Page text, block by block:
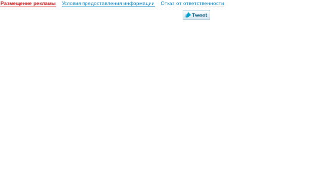
Размещение рекламы Условия предоставления информации Отказ от ответственности